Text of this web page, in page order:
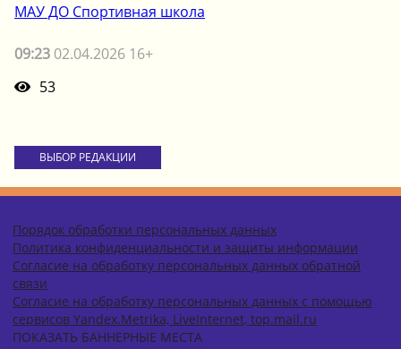
МАУ ДО Спортивная школа
09:23 02.04.2026 16+
53
ВЫБОР РЕДАКЦИИ
Порядок обработки персональных данных
Политика конфиденциальности и защиты информации
Согласие на обработку персональных данных обратной
связи
Согласие на обработку персональных данных с помощью
сервисов Yandex.Metrika, LiveInternet, top.mail.ru
ПОКАЗАТЬ БАННЕРНЫЕ МЕСТА